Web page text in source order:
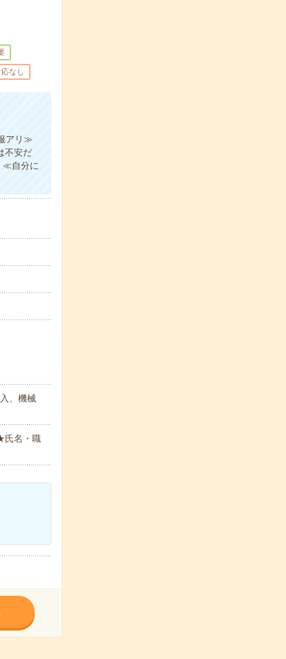
なし
アリ≫
不安だ
≪自分に
、機械
氏名・職